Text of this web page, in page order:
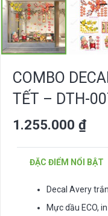
COMBO
TẾT – DTH-
1.255.000 ₫
ĐẶC ĐIỂM NỔI BẬT
Decal Avery
Mực dầu ECO,